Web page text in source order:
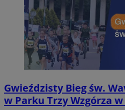
Gwieździsty Bieg św.
w Parku Trzy Wzgórza